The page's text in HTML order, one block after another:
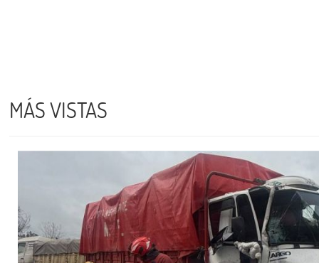
MÁS VISTAS